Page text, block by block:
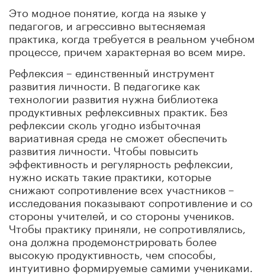
Это модное понятие, когда на языке у
педагогов, и агрессивно вытесняемая
практика, когда требуется в реальном учебном
процессе, причем характерная во всем мире.
Рефлексия – единственный инструмент
развития личности. В педагогике как
технологии развития нужна библиотека
продуктивных рефлексивных практик. Без
рефлексии сколь угодно избыточная
вариативная среда не сможет обеспечить
развития личности. Чтобы повысить
эффективность и регулярность рефлексии,
нужно искать такие практики, которые
снижают сопротивление всех участников –
исследования показывают сопротивление и со
стороны учителей, и со стороны учеников.
Чтобы практику приняли, не сопротивлялись,
она должна продемонстрировать более
высокую продуктивность, чем способы,
интуитивно формируемые самими учениками.